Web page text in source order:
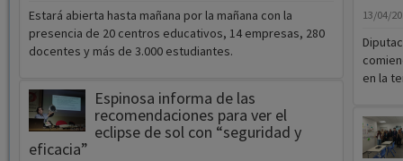
Estará abierta hasta mañana por la mañana con la
presencia de 20 centros educativos, 14 empresas, 280
docentes y más de 3.000 estudiantes.
Espinosa informa de las
recomendaciones para ver el
eclipse de sol con “seguridad y
eficacia”
13/04/
en la